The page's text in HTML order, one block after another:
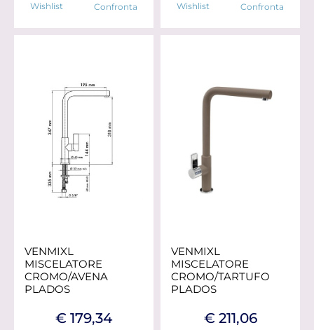
Wishlist Confronta Wishlist Confronta
VENMIXL
MISCELATORE
CROMO/AVENA
PLADOS
€ 179,34
VENMIXL
MISCELATORE
CROMO/TARTUFO
PLADOS
€ 211,06